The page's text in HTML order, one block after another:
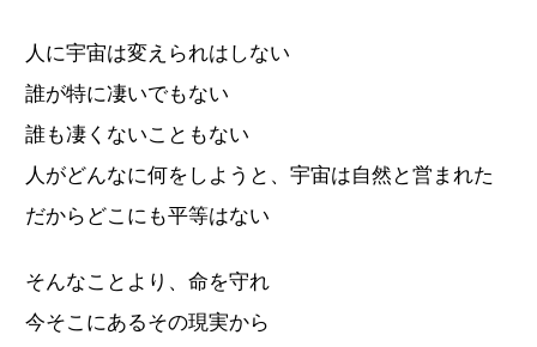
人に宇宙は変えられはしない
誰が特に凄いでもない
誰も凄くないこともない
人がどんなに何をしようと、宇宙は自然と営まれた
だからどこにも平等はない
そんなことより、命を守れ
今そこにあるその現実から